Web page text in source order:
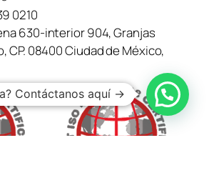
0210
630-interior 904, Granjas
CP. 08400 Ciudad de México,
Contáctanos aquí →